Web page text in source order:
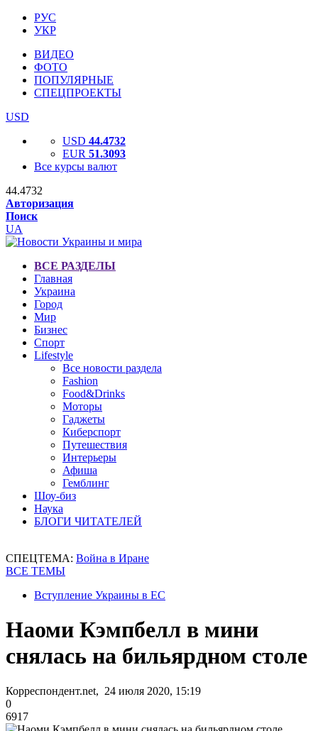
РУС
УКР
ВИДЕО
ФОТО
ПОПУЛЯРНЫЕ
СПЕЦПРОЕКТЫ
USD
USD 44.4732
EUR 51.3093
Все курсы валют
44.4732
Авторизация
Поиск
UA
ВСЕ РАЗДЕЛЫ
Главная
Украина
Город
Мир
Бизнес
Спорт
Lifestyle
Все новости раздела
Fashion
Food&Drinks
Моторы
Гаджеты
Киберспорт
Путешествия
Интерьеры
Афиша
Гемблинг
Шоу-биз
Наука
БЛОГИ ЧИТАТЕЛЕЙ
СПЕЦТЕМА: Война в Иране
ВСЕ ТЕМЫ
Вступление Украины в ЕС
Наоми Кэмпбелл в мини
снялась на бильярдном столе
Корреспондент.net, 24 июля 2020, 15:19
0
6917